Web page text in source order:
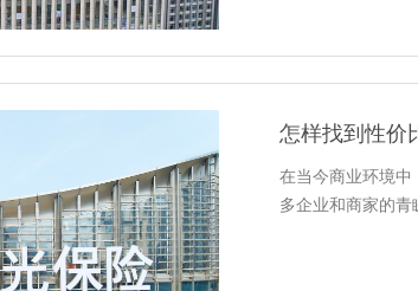
怎样找到性价
在当今商业环境中
多企业和商家的青